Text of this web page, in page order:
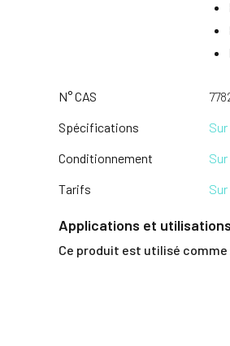
N° CAS
Spécifications
Conditionnement
Tarifs
Applications et utilisations
Ce produit est utilisé